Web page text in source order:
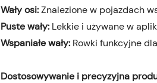
Wały osi:Znalezione w pojazdach
Puste wały: Lekkie i używane w
Wspaniałe wały: Rowki funkcyjne
Dostosowywanie i precyzyjna